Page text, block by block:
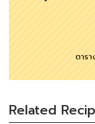
ตาร
Related